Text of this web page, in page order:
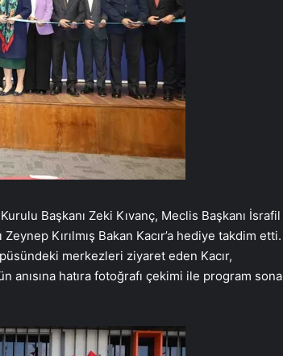
Başkanı Zeki Kıvanç, Meclis Başkanı İsrafil
Kırılmış Bakan Kacır’a hediye takdim etti.
merkezleri ziyaret eden Kacır,
anısına hatıra fotoğrafı çekimi ile program sona